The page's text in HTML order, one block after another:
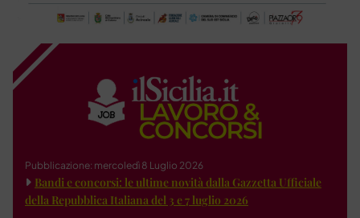
Pubblicazione: mercoledì 8 Luglio 2026
Bandi e concorsi: le ultime novità dalla Gazzetta Ufficiale
della Repubblica Italiana del 3 e 7 luglio 2026